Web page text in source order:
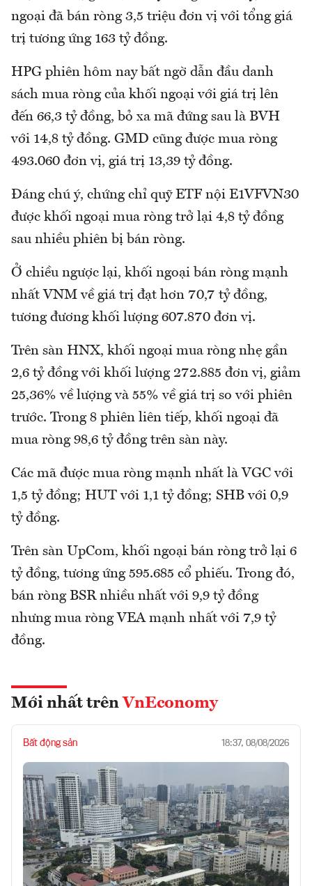
ngoại đã bán ròng 3,5 triệu đơn vị với tổng giá
trị tương ứng 163 tỷ đồng.
HPG phiên hôm nay bất ngờ dẫn đầu danh
sách mua ròng của khối ngoại với giá trị lên
đến 66,3 tỷ đồng, bỏ xa mã đứng sau là BVH
với 14,8 tỷ đồng. GMD cũng được mua ròng
493.060 đơn vị, giá trị 13,39 tỷ đồng.
Đáng chú ý, chứng chỉ quỹ ETF nội E1VFVN30
được khối ngoại mua ròng trở lại 4,8 tỷ đồng
sau nhiều phiên bị bán ròng.
Ở chiều ngược lại, khối ngoại bán ròng mạnh
nhất VNM về giá trị đạt hơn 70,7 tỷ đồng,
tương đương khối lượng 607.870 đơn vị.
Trên sàn HNX, khối ngoại mua ròng nhẹ gần
2,6 tỷ đồng với khối lượng 272.885 đơn vị, giảm
25,36% về lượng và 55% về giá trị so với phiên
trước. Trong 8 phiên liên tiếp, khối ngoại đã
mua ròng 98,6 tỷ đồng trên sàn này.
Các mã được mua ròng mạnh nhất là VGC với
1,5 tỷ đồng; HUT với 1,1 tỷ đồng; SHB với 0,9
tỷ đồng.
Trên sàn UpCom, khối ngoại bán ròng trở lại 6
tỷ đồng, tương ứng 595.685 cổ phiếu. Trong đó,
bán ròng BSR nhiều nhất với 9,9 tỷ đồng
nhưng mua ròng VEA mạnh nhất với 7,9 tỷ
đồng.
Mới nhất trên VnEconomy
Bất động sản 18:37, 08/08/2026